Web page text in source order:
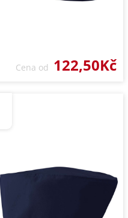
Cena od 122,50Kč